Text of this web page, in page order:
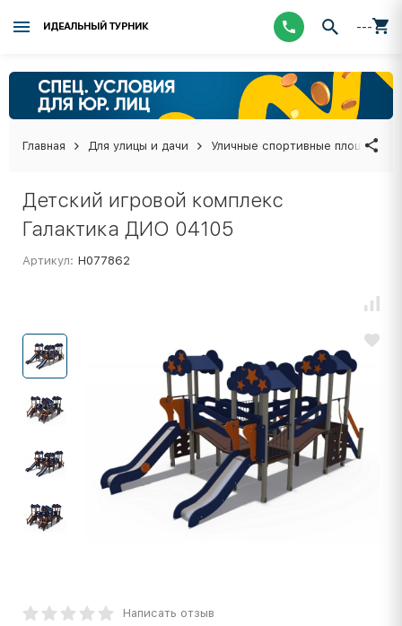
ИДЕАЛЬНЫЙ ТУРНИК ---
Главная Для улицы и дачи Уличные спортивные площадки
Детский игровой комплекс
Галактика ДИО 04105
Артикул: Н077862
Написать отзыв